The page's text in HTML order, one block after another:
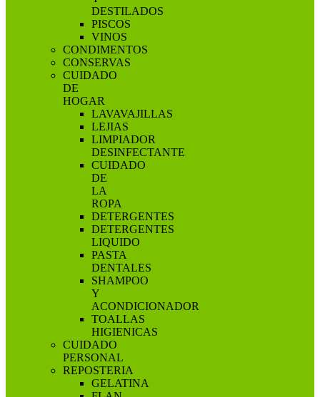
DESTILADOS
PISCOS
VINOS
CONDIMENTOS
CONSERVAS
CUIDADO
DE
HOGAR
LAVAVAJILLAS
LEJIAS
LIMPIADOR
DESINFECTANTE
CUIDADO
DE
LA
ROPA
DETERGENTES
DETERGENTES
LIQUIDO
PASTA
DENTALES
SHAMPOO
Y
ACONDICIONADOR
TOALLAS
HIGIENICAS
CUIDADO
PERSONAL
REPOSTERIA
GELATINA